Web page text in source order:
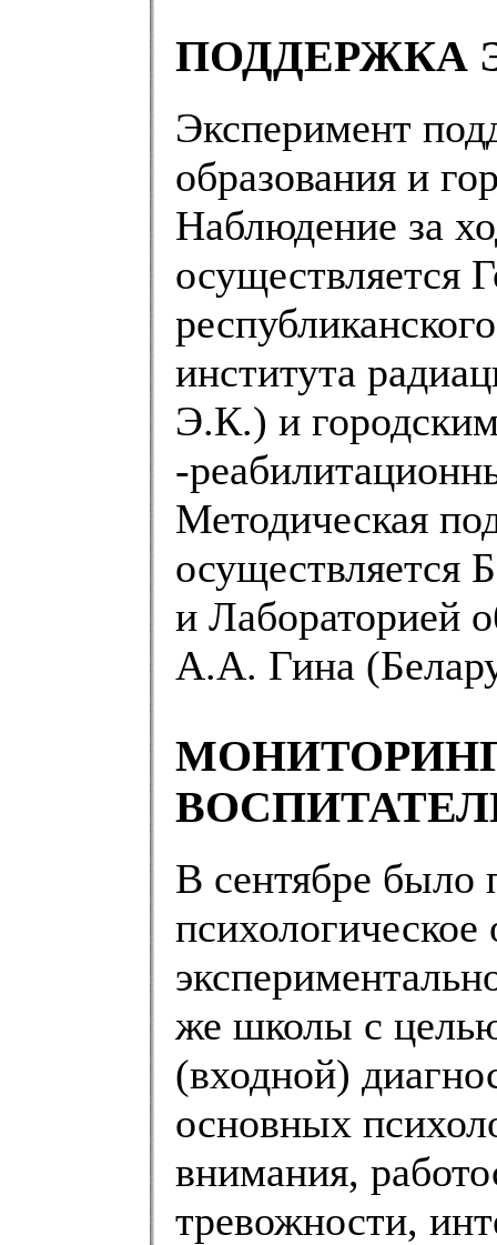
ПОДДЕРЖКА
Эксперимент
образования и
Наблюдение за
осуществляется
института
Э.К.) и
-
Методическая
осуществляется
и Лабораторией
А.А. Гина
В сентябре было
психологическое
же школы с
(входной)
основных
внимания,
тревожности,